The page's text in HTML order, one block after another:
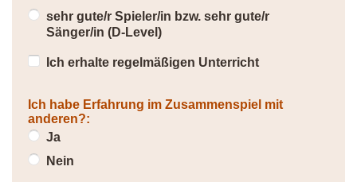
sehr gute/r Spieler/in bzw. sehr gute/r
Sänger/in (D-Level)
Ich erhalte regelmäßigen Unterricht
Ich habe Erfahrung im Zusammenspiel mit
anderen?:
Ja
Nein